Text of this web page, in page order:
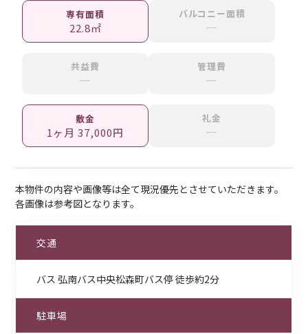
専有面積
22.8㎡
バルコニー面積
─
共益費
─
管理費
─
敷金
1ヶ月 37,000円
礼金
─
本物件の内容や画像等は全て現況優先とさせていただきます。
各画像は参考図となります。
交通
バス 弘南バス中央松森町バス停 徒歩約2分
駐車場